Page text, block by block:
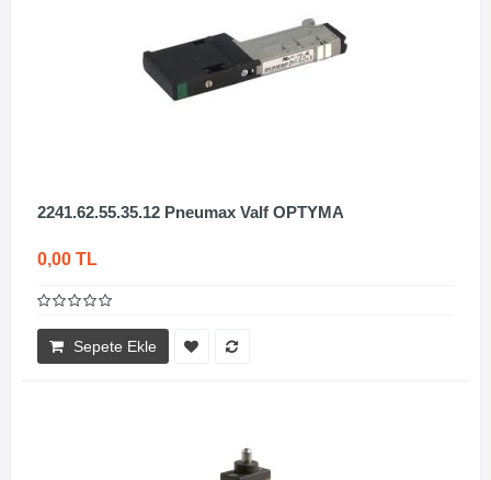
2241.62.55.35.12 Pneumax Valf OPTYMA
0,00 TL
Sepete Ekle